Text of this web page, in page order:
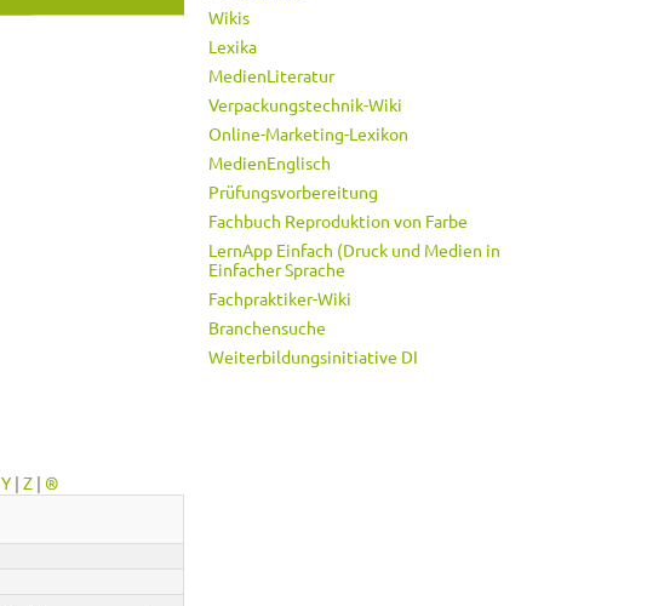
Y | Z | ®
Wikis
Lexika
MedienLiteratur
Verpackungstechnik-Wiki
Online-Marketing-Lexikon
MedienEnglisch
Prüfungsvorbereitung
Fachbuch Reproduktion von Farbe
LernApp Einfach (Druck und Medien in
Einfacher Sprache
Fachpraktiker-Wiki
Branchensuche
Weiterbildungsinitiative DI